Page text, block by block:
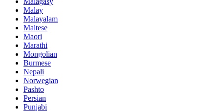
Malay
Malayalam
Maltese
Maori
Marathi
Mongolian
Burmese
Nepali
Norwegian
Pashto
Persian
Punjabi